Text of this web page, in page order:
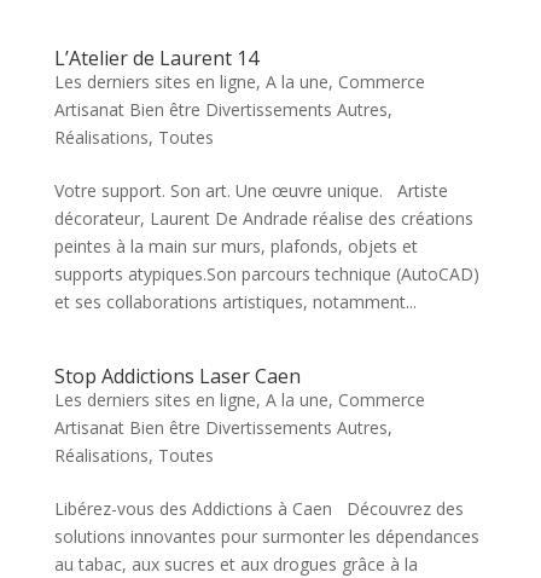
L’Atelier de Laurent 14
Les derniers sites en ligne, A la une, Commerce
Artisanat Bien être Divertissements Autres,
Réalisations, Toutes
Votre support. Son art. Une œuvre unique. Artiste
décorateur, Laurent De Andrade réalise des créations
peintes à la main sur murs, plafonds, objets et
supports atypiques.Son parcours technique (AutoCAD)
et ses collaborations artistiques, notamment...
Stop Addictions Laser Caen
Les derniers sites en ligne, A la une, Commerce
Artisanat Bien être Divertissements Autres,
Réalisations, Toutes
Libérez-vous des Addictions à Caen Découvrez des
solutions innovantes pour surmonter les dépendances
au tabac, aux sucres et aux drogues grâce à la